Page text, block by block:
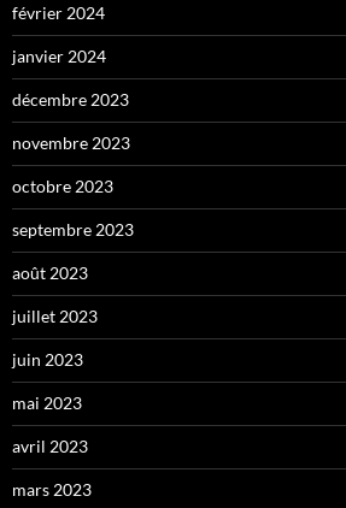
février 2024
janvier 2024
décembre 2023
novembre 2023
octobre 2023
septembre 2023
août 2023
juillet 2023
juin 2023
mai 2023
avril 2023
mars 2023